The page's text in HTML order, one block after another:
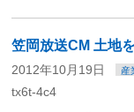
笠岡放送CM 土地
2012年10月19日 産
tx6t-4c4